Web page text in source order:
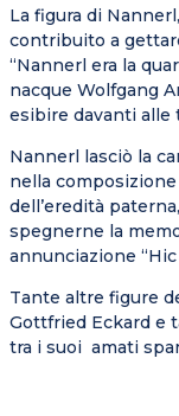
La figura di
contribuito a
“Nannerl era la
nacque Wolfgang
esibire davanti alle
Nannerl lasciò la
nella
dell’eredità
spegnerne la
annunciazione
Tante altre figure
Gottfried Eckard e
tra i suoi amati